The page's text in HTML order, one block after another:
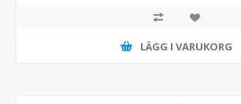
LÄGG I VARUKORG